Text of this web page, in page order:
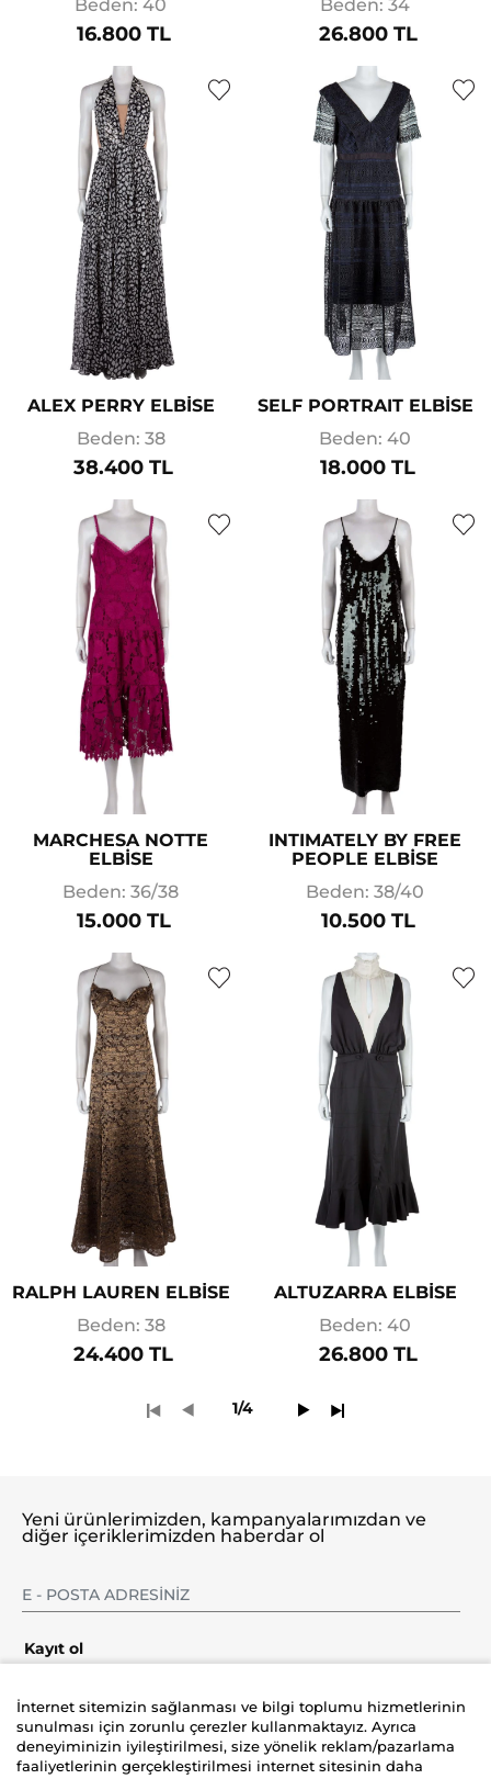
Beden: 40
16.800 TL
Beden: 34
26.800 TL
ALEX PERRY ELBİSE
Beden: 38
38.400 TL
SELF PORTRAIT ELBİSE
Beden: 40
18.000 TL
MARCHESA NOTTE
ELBİSE
Beden: 36/38
15.000 TL
INTIMATELY BY FREE
PEOPLE ELBİSE
Beden: 38/40
10.500 TL
RALPH LAUREN ELBİSE
Beden: 38
24.400 TL
ALTUZARRA ELBİSE
Beden: 40
26.800 TL
1/4
Şirket
Yeni ürünlerimizden, kampanyalarımızdan ve
diğer içeriklerimizden haberdar ol
Kayıt ol
İnternet sitemizin sağlanması ve bilgi toplumu hizmetlerinin
sunulması için zorunlu çerezler kullanmaktayız. Ayrıca
deneyiminizin iyileştirilmesi, size yönelik reklam/pazarlama
faaliyetlerinin gerçekleştirilmesi internet sitesinin daha